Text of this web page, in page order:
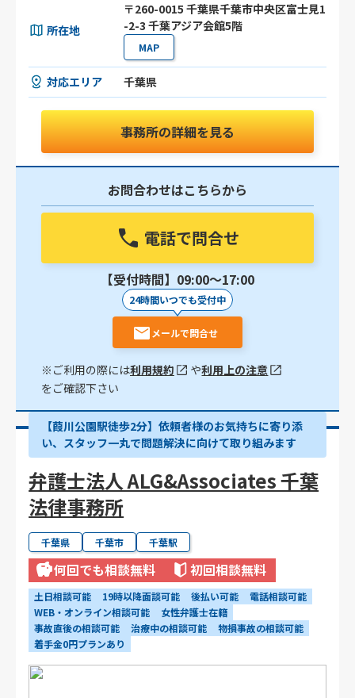
所在地
〒260-0015 千葉県千葉市中央区富士見1
-2-3 千葉アジア会館5階
MAP
対応エリア 千葉県
事務所の詳細を見る
お問合わせはこちらから
電話で問合せ
【受付時間】09:00〜17:00
24時間いつでも受付中
メールで問合せ
※ご利用の際には利用規約 や利用上の注意
をご確認下さい
【葭川公園駅徒歩2分】依頼者様のお気持ちに寄り添
い、スタッフ一丸で問題解決に向けて取り組みます
弁護士法人 ALG&Associates 千葉
法律事務所
千葉県 千葉市 千葉駅
何回でも相談無料 初回相談無料
土日相談可能 19時以降面談可能 後払い可能
電話相談可能
WEB・オンライン相談可能
女性弁護士在籍
事故直後の相談可能
治療中の相談可能
物損事故の相談可能
着手金0円プランあり